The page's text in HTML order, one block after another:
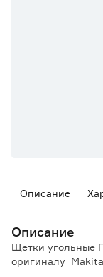
Описание
Описание
Щетки угольные
оригиналу Makita